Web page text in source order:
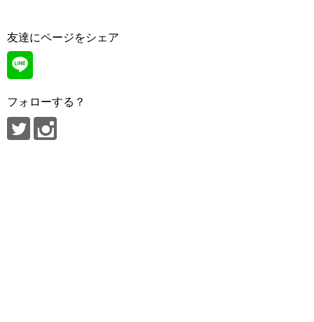
友達にページをシェア
フォローする？